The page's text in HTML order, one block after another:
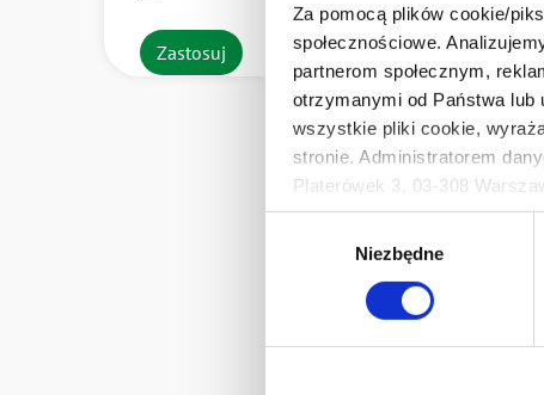
Za pomocą plików cookie/
społecznościowe.
partnerom społecznym,
otrzymanymi od Państwa lub
wszystkie pliki cookie,
stronie. Administratorem
Platerówek 3, 03-308
Prywatności.
Ten baner umożliwia
Develey Polska Sp. z o.o z
przetwarzaniu danych
Niezbędne
Zastosuj